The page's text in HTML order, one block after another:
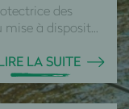
des
à disposit...
LA SUITE